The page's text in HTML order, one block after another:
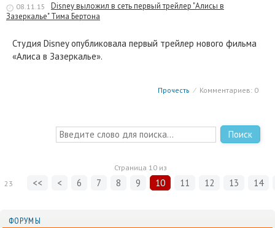
08.11.15
Disney выложил в сеть первый трейлер "Алисы в
Зазеркалье" Тима Бертона
Студия Disney опубликовала первый трейлер нового фильма
«Алиса в Зазеркалье».
Прочесть ⁄ Комментариев: 0
Поиск
Страница 10 из
23
<< < 6 7 8 9 10 11 12 13 14
ФОРУМЫ